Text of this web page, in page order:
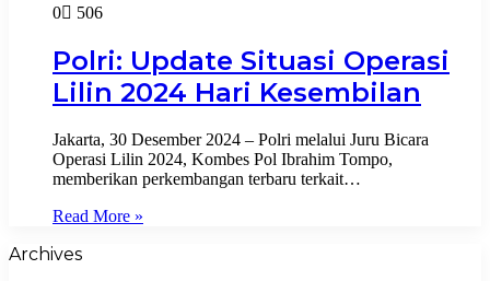
0
506
Polri: Update Situasi Operasi
Lilin 2024 Hari Kesembilan
Jakarta, 30 Desember 2024 – Polri melalui Juru Bicara
Operasi Lilin 2024, Kombes Pol Ibrahim Tompo,
memberikan perkembangan terbaru terkait…
Read More »
Archives